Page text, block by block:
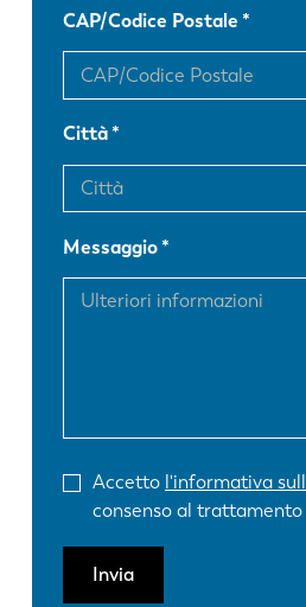
CAP/Codice Postale
Città
Messaggio
Accetto l'informativa
consenso al
Invia